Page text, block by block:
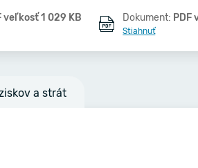
veľkosť 1 029 KB Dokument: PDF
Stiahnuť
a strát